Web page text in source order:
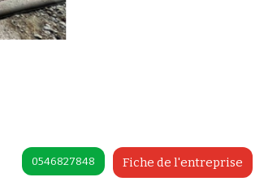
Fiche de l'entreprise
0546827848